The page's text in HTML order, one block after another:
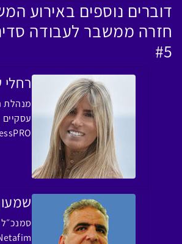
דוברים נוספים באירוע
חזרה ממשבר לעבודה
#5
רחלי
מנהלת
עסקיים